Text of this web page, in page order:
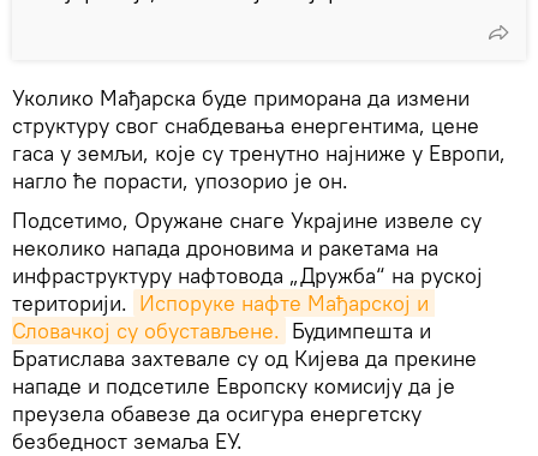
Уколико Мађарска буде приморана да измени
структуру свог снабдевања енергентима, цене
гаса у земљи, које су тренутно најниже у Европи,
нагло ће порасти, упозорио је он.
Подсетимо, Оружане снаге Украјине извеле су
неколико напада дроновима и ракетама на
инфраструктуру нафтовода „Дружба“ на руској
територији. Испоруке нафте Мађарској и
Словачкој су обустављене. Будимпешта и
Братислава захтевале су од Кијева да прекине
нападе и подсетиле Европску комисију да је
преузела обавезе да осигура енергетску
безбедност земаља ЕУ.